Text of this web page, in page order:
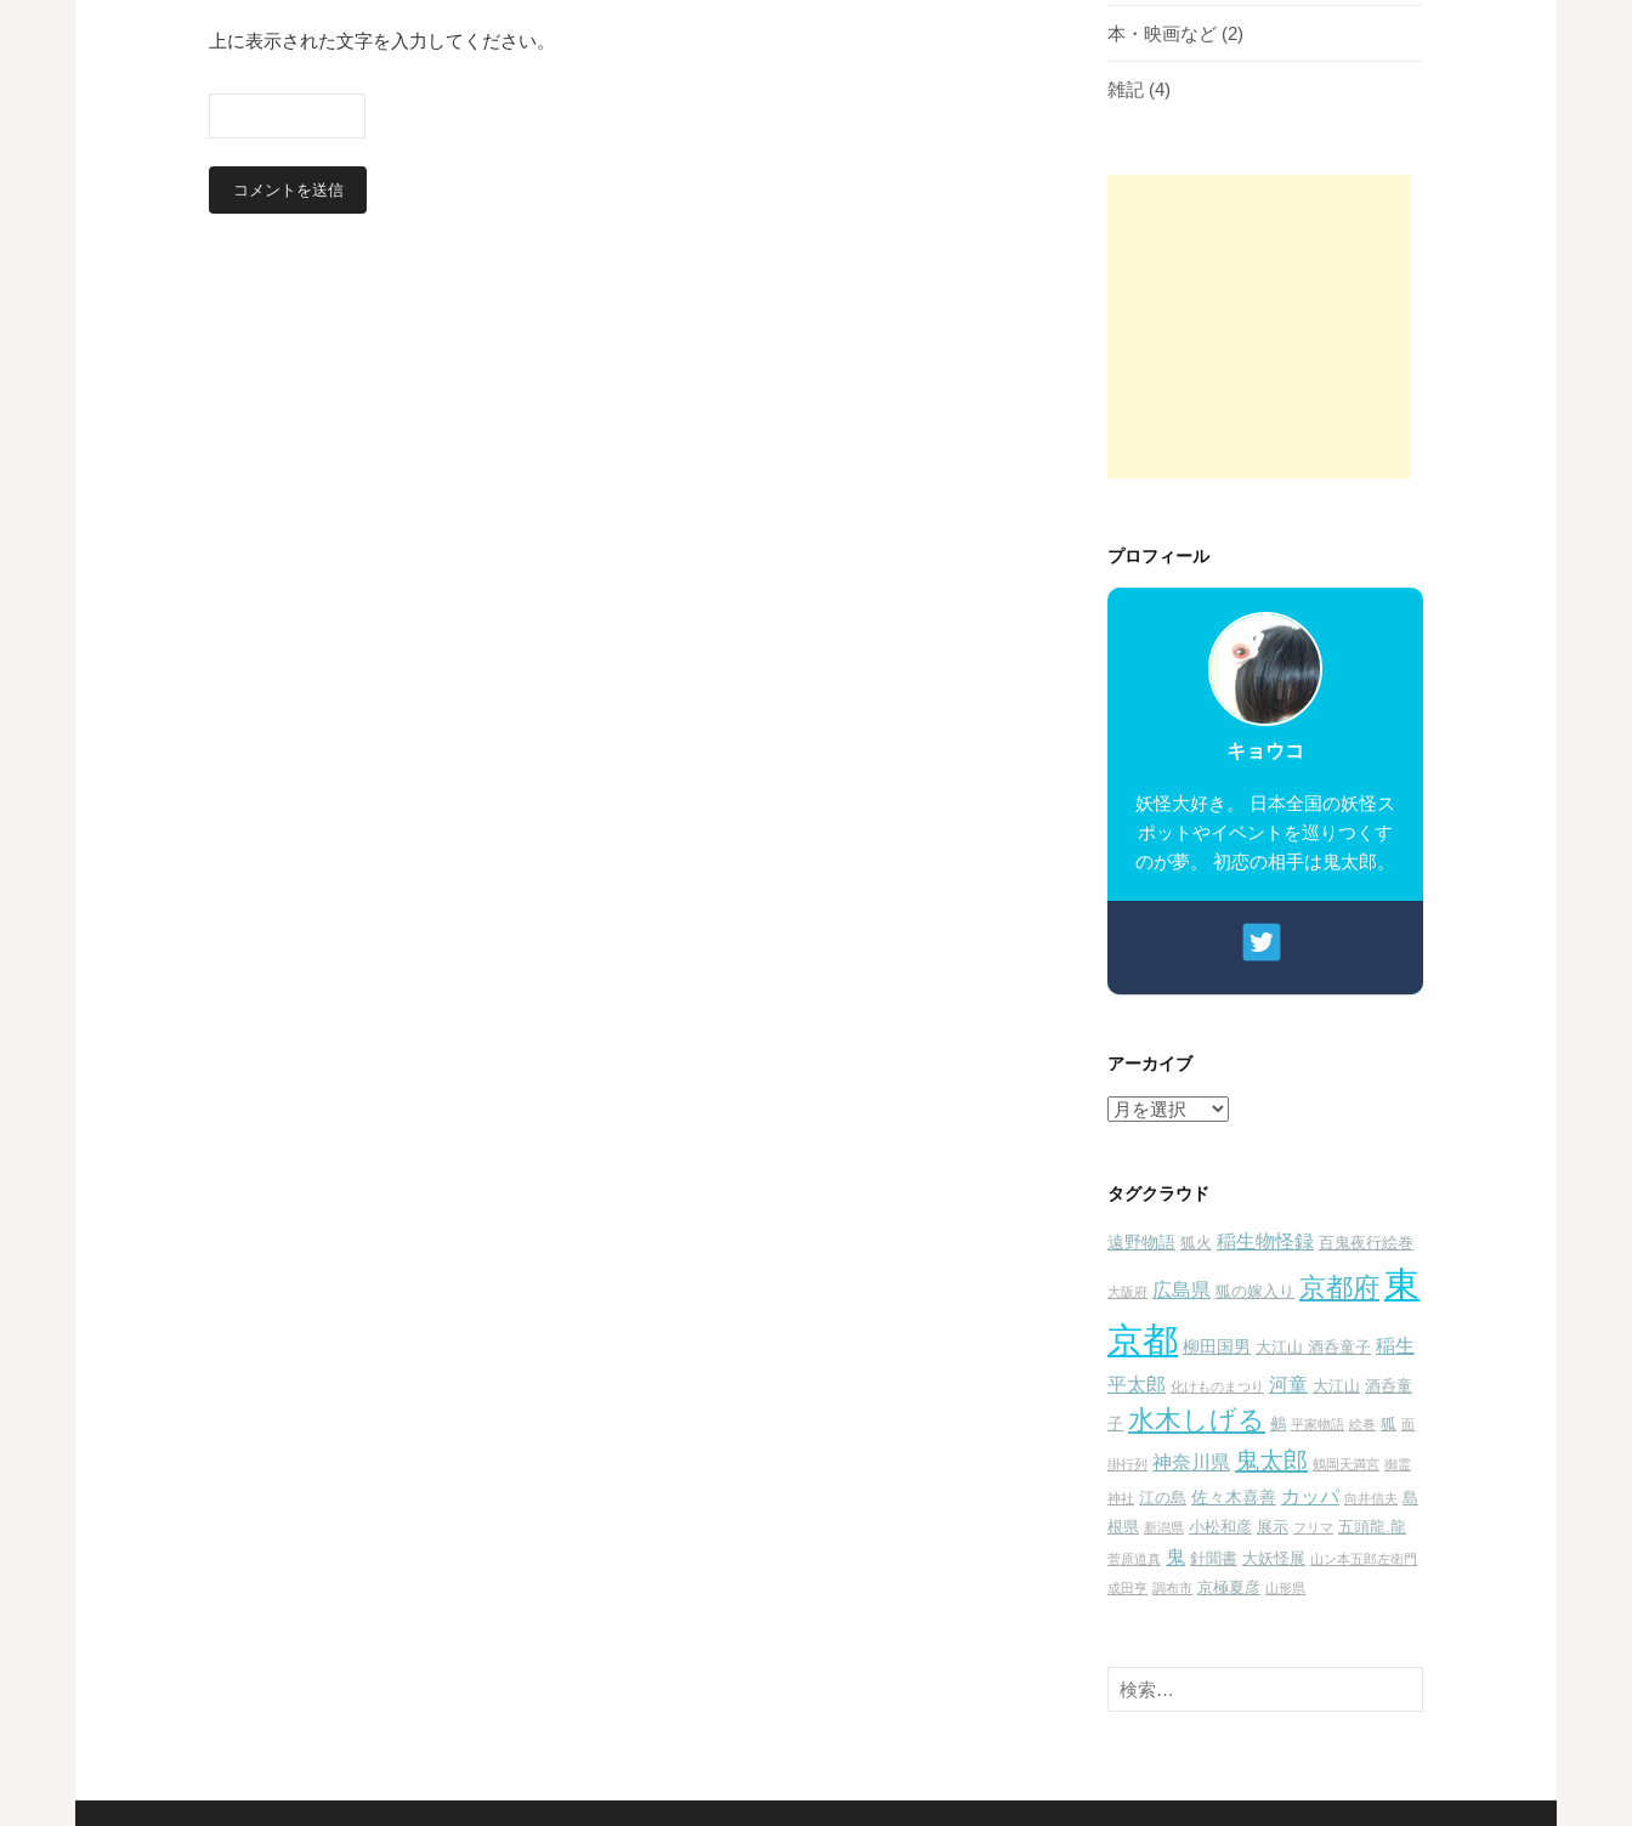
上に表示された文字を入力してください。 本・映画など (2)
雑記 (4)
プロフィール
キョウコ
妖怪大好き。 日本全国の妖怪ス
ポットやイベントを巡りつくす
のが夢。 初恋の相手は鬼太郎。
アーカイブ
ア
イ
タグクラウド
遠野物語 狐火 稲生物怪録 百鬼夜行絵巻
大阪府 広島県 狐の嫁入り 京都府 東
京都 柳田国男 大江山 酒呑童子 稲生
平太郎 化けものまつり 河童 大江山 酒呑童
子 水木しげる 鵺 平家物語 絵巻 狐 面
掛行列 神奈川県 鬼太郎 鶴岡天満宮 御霊
神社 江の島 佐々木喜善 カッパ 向井信夫 島
根県 新潟県 小松和彦 展示 フリマ 五頭龍.龍
菅原道真 鬼 針聞書 大妖怪展 山ン本五郎左衛門
成田亨 調布市 京極夏彦 山形県
検
索: